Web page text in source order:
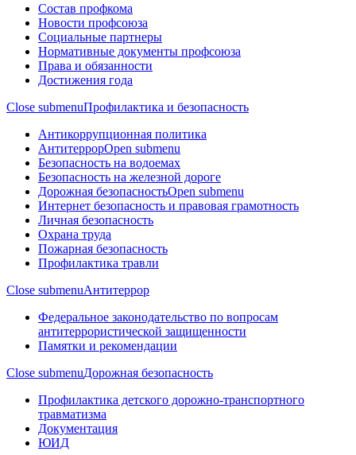
Состав профкома
Новости профсоюза
Социальные партнеры
Нормативные документы профсоюза
Права и обязанности
Достижения года
Close submenuПрофилактика и безопасность
Антикоррупционная политика
АнтитеррорOpen submenu
Безопасность на водоемах
Безопасность на железной дороге
Дорожная безопасностьOpen submenu
Интернет безопасность и правовая грамотность
Личная безопасность
Охрана труда
Пожарная безопасность
Профилактика травли
Close submenuАнтитеррор
Федеральное законодательство по вопросам
антитеррористической защищенности
Памятки и рекомендации
Close submenuДорожная безопасность
Профилактика детского дорожно-транспортного
травматизма
Документация
ЮИД